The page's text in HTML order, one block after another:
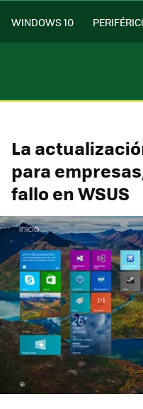
WINDOWS 10
La
para
fallo en WSUS